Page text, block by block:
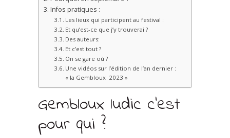
Infos pratiques :
Les lieux qui participent au festival :
Et qu’est-ce que j’y trouverai ?
Des auteurs:
Et c’est tout ?
On se gare où ?
Une vidéos sur l’édition de l’an dernier :
« la Gembloux 2023 »
Gembloux ludic c’est
pour qui ?